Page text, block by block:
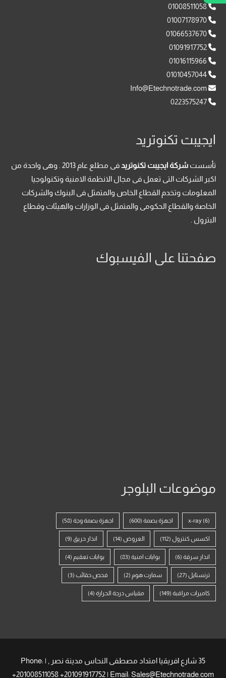
01008511058
01007178970
01066537670
01091917752
01016115966
01010457044
0223575247
ايجيبت تكنوتريد
تأسست شركة ايجيبت تكنوتريد
فى مطلع عام 2013 . وهى واحدة من
اكبر الشركات التى تعمل فى مجال الانظمة الامنية وتكنولوجيا
المعلومات وتخدم القطاع الخاص والمتمثل فى البنوك والشركات
الخاصة والقطاع الحكومى والمتمثل فى الوزارات والهيئات وقطاع
البترول .
صفحتنا على الفيسبوك
موضوعات البلوجر
x-ray (6) اجهزة بصمة (600) اجهزة بصمة وجة(58)
اكسس كنترول(112) العروض (14) انذار حريق(9)
انذار سرقة(6) بوابات امنية (83) بوابات تعقيم (4)
ترنستايل(27) سمارت هوم (2) فحص حقائب(3)
كاميرات مراقبة(149) مقياس درجة الحرارة (4)
35 شارع افريقيا امتداد مصطفى النحاس مدينة نصر , | Phone:
+201008511058 +201091917752 | Email: Sales@Etechnotrade.com